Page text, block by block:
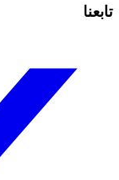
تابعنا